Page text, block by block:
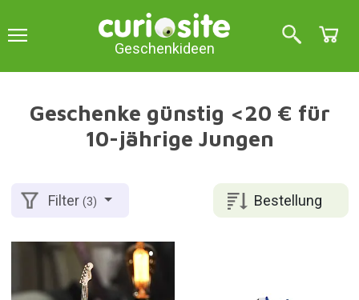
Geschenkideen
Geschenke günstig <20 € für
10-jährige Jungen
Bestellung
Filter(3)